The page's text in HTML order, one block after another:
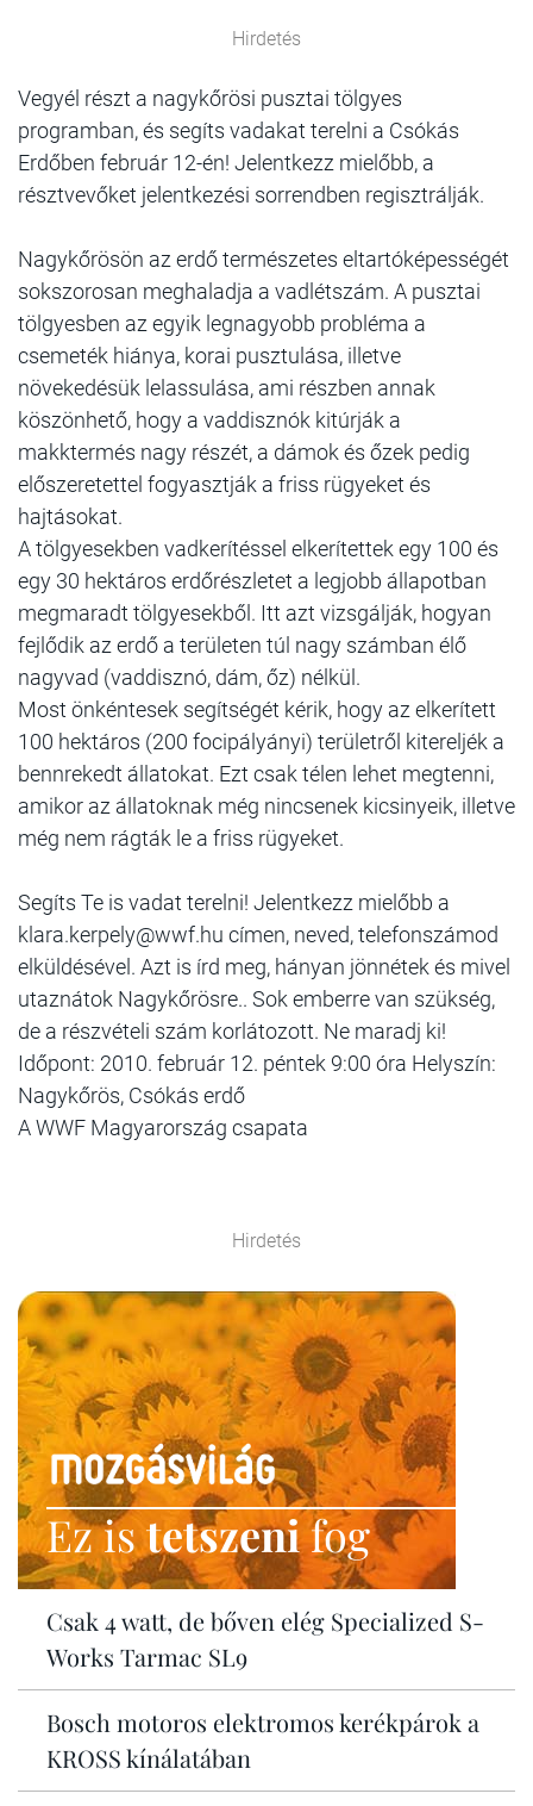
Hirdetés
Vegyél részt a nagykőrösi pusztai tölgyes
programban, és segíts vadakat terelni a Csókás
Erdőben február 12-én! Jelentkezz mielőbb, a
résztvevőket jelentkezési sorrendben regisztrálják.
Nagykőrösön az erdő természetes eltartóképességét
sokszorosan meghaladja a vadlétszám. A pusztai
tölgyesben az egyik legnagyobb probléma a
csemeték hiánya, korai pusztulása, illetve
növekedésük lelassulása, ami részben annak
köszönhető, hogy a vaddisznók kitúrják a
makktermés nagy részét, a dámok és őzek pedig
előszeretettel fogyasztják a friss rügyeket és
hajtásokat.
A tölgyesekben vadkerítéssel elkerítettek egy 100 és
egy 30 hektáros erdőrészletet a legjobb állapotban
megmaradt tölgyesekből. Itt azt vizsgálják, hogyan
fejlődik az erdő a területen túl nagy számban élő
nagyvad (vaddisznó, dám, őz) nélkül.
Most önkéntesek segítségét kérik, hogy az elkerített
100 hektáros (200 focipályányi) területről kitereljék a
bennrekedt állatokat. Ezt csak télen lehet megtenni,
amikor az állatoknak még nincsenek kicsinyeik, illetve
még nem rágták le a friss rügyeket.
Segíts Te is vadat terelni! Jelentkezz mielőbb a
klara.kerpely@wwf.hu címen, neved, telefonszámod
elküldésével. Azt is írd meg, hányan jönnétek és mivel
utaznátok Nagykőrösre.. Sok emberre van szükség,
de a részvételi szám korlátozott. Ne maradj ki!
Időpont: 2010. február 12. péntek 9:00 óra Helyszín:
Nagykőrös, Csókás erdő
A WWF Magyarország csapata
Hirdetés
Ez istetszenifog
Csak 4 watt, de bőven elég Specialized S-
Works Tarmac SL9
Bosch motoros elektromos kerékpárok a
KROSS kínálatában